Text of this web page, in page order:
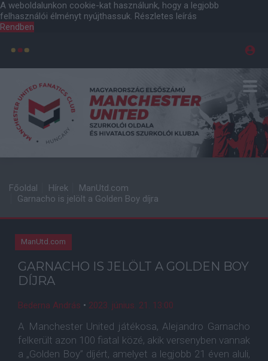
A weboldalunkon cookie-kat használunk, hogy a legjobb
felhasználói élményt nyújthassuk. Részletes leírás
Rendben
Főoldal Hírek
ManUtd.com
Garnacho is jelölt a Golden Boy díjra
ManUtd.com
GARNACHO IS JELÖLT A GOLDEN BOY
DÍJRA
Bederna András • 2023. június. 21. 13:00
A Manchester United játékosa, Alejandro Garnacho
felkerült azon 100 fiatal közé, akik versenyben vannak
a „Golden Boy” díjért, amelyet a legjobb 21 éven aluli,